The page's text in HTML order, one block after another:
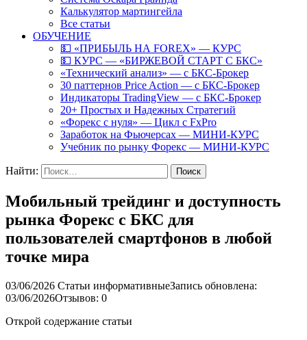
Калькулятор мартингейла
Все статьи
ОБУЧЕНИЕ
💵 «ПРИБЫЛЬ НА FOREX» — КУРС
💵 КУРС — «БИРЖЕВОЙ СТАРТ С БКС»
«Технический анализ» — с БКС-Брокер
30 паттернов Price Action — с БКС-Брокер
Индикаторы TradingView — с БКС-Брокер
20+ Простых и Надежных Стратегий
«Форекс с нуля» — Цикл с FxPro
Заработок на Фьючерсах — МИНИ-КУРС
Учебник по рынку Форекс — МИНИ-КУРС
Найти:
Мобильный трейдинг и доступность
рынка Форекс с БКС для
пользователей смартфонов в любой
точке мира
03/06/2026 Статьи информативныеЗапись обновлена:
03/06/2026Отзывов: 0
Открой содержание статьи